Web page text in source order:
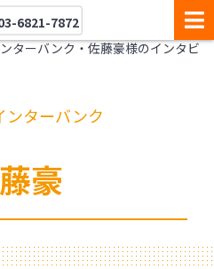
6821-7872
ターバンク・佐藤豪様のインタビ
ンターバンク
豪